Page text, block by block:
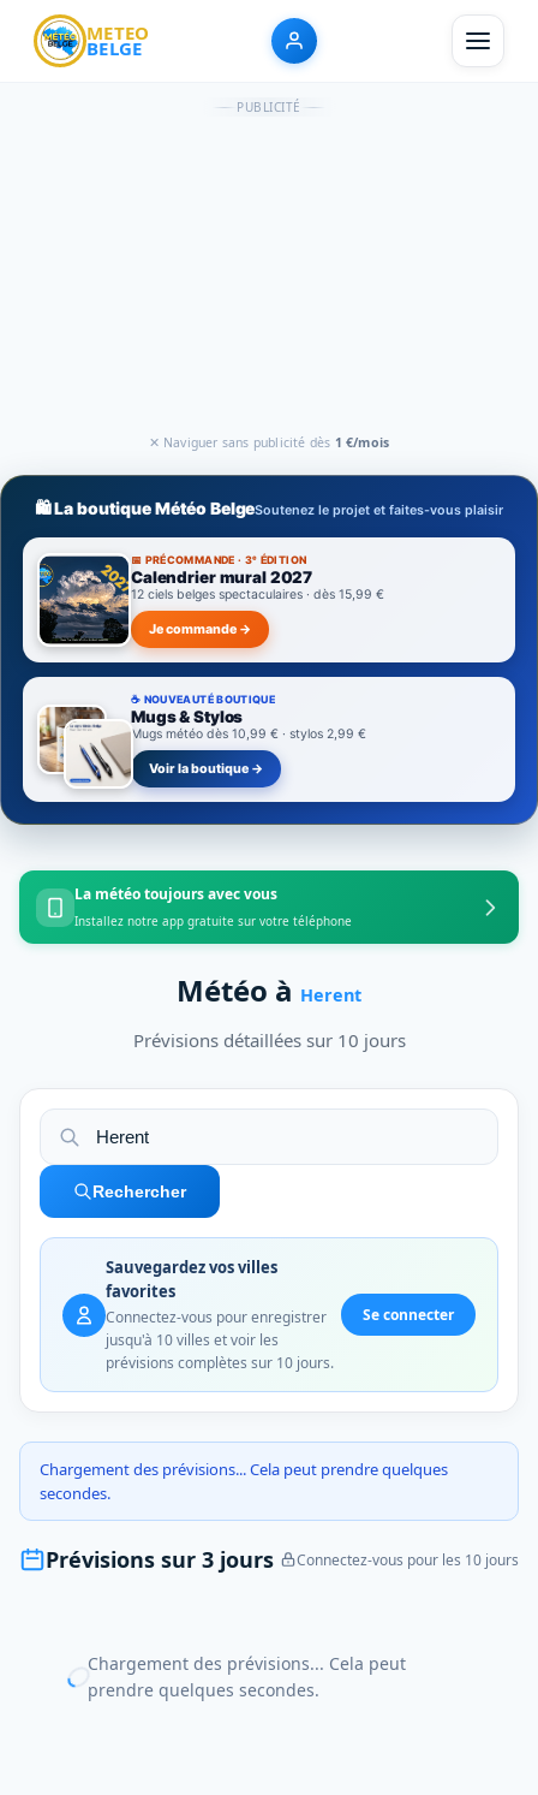
METEO
BELGE
PUBLICITÉ
✕ Naviguer sans publicité dès 1 €/mois
🛍️ La boutique Météo BelgeSoutenez le projet et faites-vous plaisir
📅 PRÉCOMMANDE · 3ᵉ ÉDITION
Calendrier mural 2027
12 ciels belges spectaculaires · dès 15,99 €
Je commande →
☕ NOUVEAUTÉ BOUTIQUE
Mugs & Stylos
Mugs météo dès 10,99 € · stylos 2,99 €
Voir la boutique →
La météo toujours avec vous
Installez notre app gratuite sur votre téléphone
Météo à Herent
Prévisions détaillées sur 10 jours
Rechercher
Sauvegardez vos villes
favorites
Connectez-vous pour enregistrer
jusqu'à 10 villes et voir les
prévisions complètes sur 10 jours.
Se connecter
Chargement des prévisions... Cela peut prendre quelques
secondes.
Prévisions sur 3 jours Connectez-vous pour les 10 jours
Chargement des prévisions... Cela peut
prendre quelques secondes.